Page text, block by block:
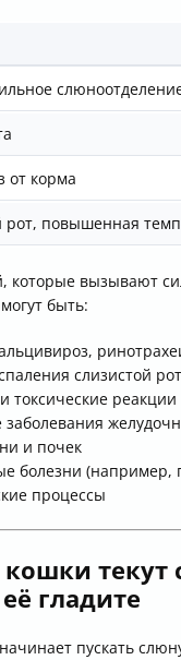
от корма
повышенная
которые вызывают
быть:
слизистой
токсические реакции
заболевания
и почек
болезни (например,
процессы
текут
гладите
пускать